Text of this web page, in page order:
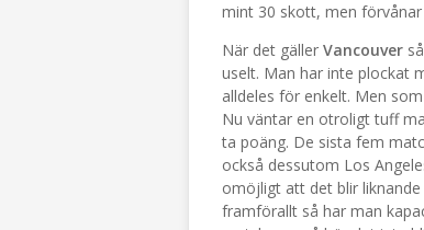
mint 30 skott, men
När det gäller Vancouver
uselt. Man har inte plockat
alldeles för enkelt. Men
Nu väntar en otroligt tuff
ta poäng. De sista fem
också dessutom Los
omöjligt att det blir
framförallt så har man